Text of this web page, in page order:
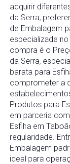
adquirir
da Serra,
de Embalagem
especializada
compra é o
da Serra,
barata para
comprometer a
Produtos para
em parceria
Esfiha em
regularidade.
Embalagem
ideal para